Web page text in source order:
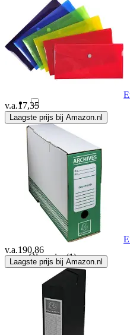
Kw-Trio(1)
Leitz
Magni(2)
MAUL (12)
Modestone (1)
Mundial(1)
Olympia(1)
Oxford
Pagna(8)
v.a.17,35
Laagste prijs bij Amazon.nl
v.a.190,86
Laagste prijs bij Amazon.nl